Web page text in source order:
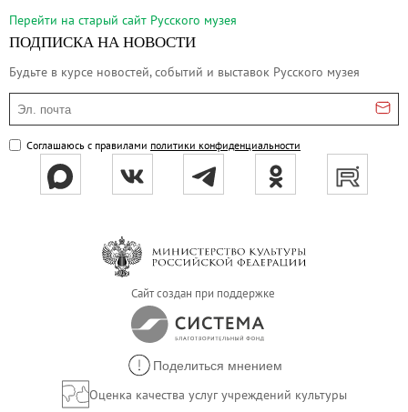
Русское искусство второй половины
Русское народное искусство XVII-XXI
Будущие выставки
Выездные выставки
Садко
Михаил Нестеров
Архив выставок
Эпоха Императора Александра III и её
Архип Куинджи. Иллюзия света
Русская традиция
Наш авангард
Фёдор Васильев. К 175-летию со дня
Посетителям
Справочная информация
Перейти на cтарый сайт Русского музея
ПОДПИСКА НА НОВОСТИ
Будьте в курсе новостей, событий и выставок Русского музея
Эл. почта
Соглашаюсь с правилами политики конфиденциальности
Сайт создан при поддержке
Поделиться мнением
Оценка качества услуг учреждений культуры